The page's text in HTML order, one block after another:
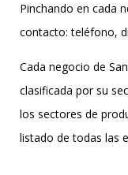
Pinchando en cada
contacto: teléfono,
Cada negocio de
clasificada por su
los sectores de
listado de todas las